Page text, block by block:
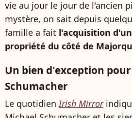
vie au jour le jour de l'ancien
mystère, on sait depuis
famille a fait l'acquisition
propriété du côté de
Un bien d'exception
Schumacher
Le quotidienIrish Mirror